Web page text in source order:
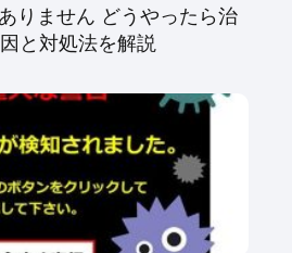
りません どうやったら治
と対処法を解説